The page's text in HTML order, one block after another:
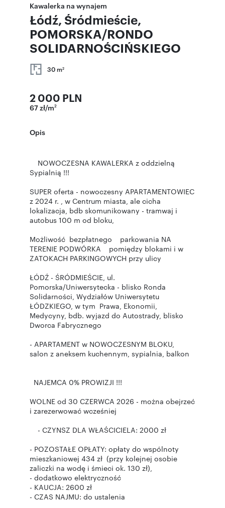
Kawalerka na wynajem
Łódź, Śródmieście,
POMORSKA/RONDO
SOLIDARNOŚCIŃSKIEGO
30 m2
2 000 PLN
67 zł/m2
Opis
NOWOCZESNA KAWALERKA z oddzielną
Sypialnią !!!
SUPER oferta - nowoczesny APARTAMENTOWIEC
z 2024 r. , w Centrum miasta, ale cicha
lokalizacja, bdb skomunikowany - tramwaj i
autobus 100 m od bloku,
Możliwość bezpłatnego parkowania NA
TERENIE PODWÓRKA pomiędzy blokami i w
ZATOKACH PARKINGOWYCH przy ulicy
ŁÓDŹ - ŚRÓDMIEŚCIE, ul.
Pomorska/Uniwersytecka - blisko Ronda
Solidarności, Wydziałów Uniwersytetu
ŁÓDZKIEGO, w tym Prawa, Ekonomii,
Medycyny, bdb. wyjazd do Autostrady, blisko
Dworca Fabrycznego
- APARTAMENT w NOWOCZESNYM BLOKU,
salon z aneksem kuchennym, sypialnia, balkon
NAJEMCA 0% PROWIZJI !!!
WOLNE od 30 CZERWCA 2026 - można obejrzeć
i zarezerwować wcześniej
- CZYNSZ DLA WŁAŚCICIELA: 2000 zł
- POZOSTAŁE OPŁATY: opłaty do wspólnoty
mieszkaniowej 434 zł (przy kolejnej osobie
zaliczki na wodę i śmieci ok. 130 zł),
- dodatkowo elektryczność
- KAUCJA: 2600 zł
- CZAS NAJMU: do ustalenia